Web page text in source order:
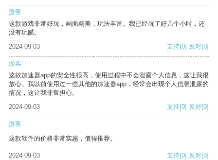
游客
这款游戏非常好玩，画面精美，玩法丰富。我已经玩了好几个小时，还
没有玩腻。
2024-09-03
支持[0] 反对[0]
游客
这款加速器app的安全性很高，使用过程中不会泄露个人信息，这让我很
放心。我以前使用过一些其他的加速器app，经常会出现个人信息泄露的
情况，这让我非常担心。
2024-09-03
支持[0] 反对[0]
游客
这款软件的价格非常实惠，值得推荐。
2024-09-03 支持[0] 反对[0]